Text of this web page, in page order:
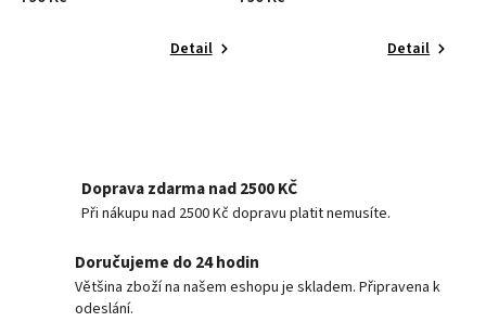
Detail Detail
Doprava zdarma nad 2500 KČ
Při nákupu nad 2500 Kč dopravu platit nemusíte.
Doručujeme do 24 hodin
Většina zboží na našem eshopu je skladem. Připravena k
odeslání.